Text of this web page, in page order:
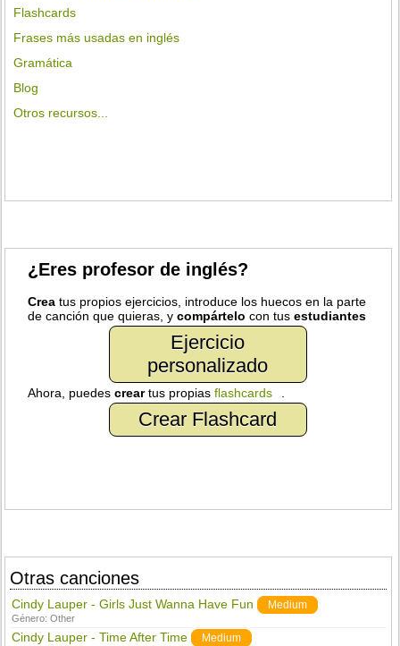
Flashcards
Frases más usadas en inglés
Gramática
Blog
Otros recursos...
¿Eres profesor de inglés?
Crea tus propios ejercicios, introduce los huecos en la parte
de canción que quieras, ycompártelo con tusestudiantes
Ejercicio
personalizado
Ahora, puedescreartus propiasflashcards
Crear Flashcard
Otras canciones
Cindy Lauper - Girls Just Wanna Have Fun Medium
Género:Other
Cindy Lauper - Time After Time Medium